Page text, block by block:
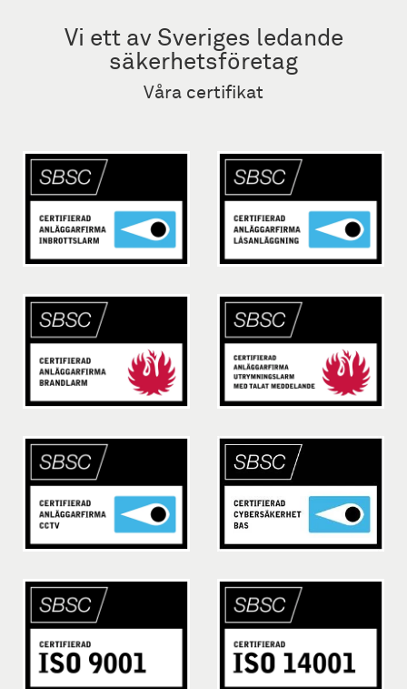
Vi ett av Sveriges ledande
säkerhetsföretag
Våra certifikat